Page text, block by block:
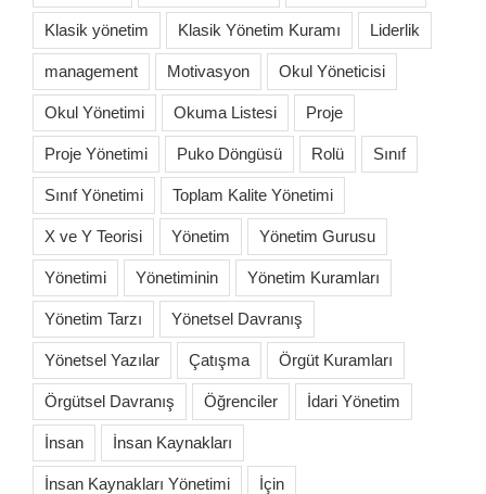
Klasik yönetim Klasik Yönetim Kuramı Liderlik
management Motivasyon Okul Yöneticisi
Okul Yönetimi Okuma Listesi Proje
Proje Yönetimi Puko Döngüsü Rolü Sınıf
Sınıf Yönetimi Toplam Kalite Yönetimi
X ve Y Teorisi Yönetim Yönetim Gurusu
Yönetimi Yönetiminin Yönetim Kuramları
Yönetim Tarzı Yönetsel Davranış
Yönetsel Yazılar Çatışma Örgüt Kuramları
Örgütsel Davranış Öğrenciler İdari Yönetim
İnsan İnsan Kaynakları
İnsan Kaynakları Yönetimi İçin